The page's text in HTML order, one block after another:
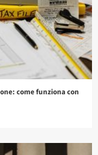
come funziona con